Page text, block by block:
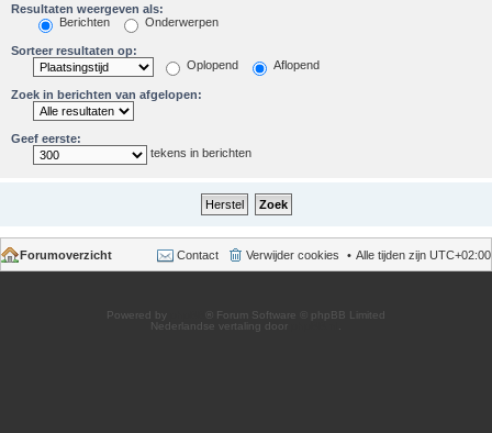
Resultaten weergeven als:
Berichten
Onderwerpen
Sorteer resultaten op:
Oplopend
Aflopend
Zoek in berichten van afgelopen:
Geef eerste:
tekens in berichten
Forumoverzicht Alle tijden zijn UTC+02:00
Verwijder cookies
Contact
Powered by
® Forum Software © phpBB Limited
Nederlandse vertaling door